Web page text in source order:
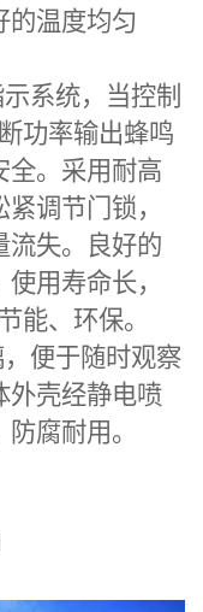
的温度均匀
系统，当控制
功率输出蜂鸣
全。采用耐高
调节门锁，
流失。良好的
用寿命长，
能、环保。
便于随时观察
外壳经静电喷
腐耐用。